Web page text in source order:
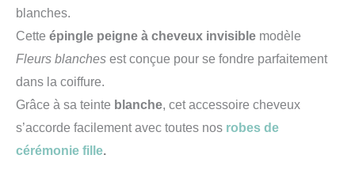
blanches.
Cette épingle peigne à cheveux invisible modèle
Fleurs blanches est conçue pour se fondre parfaitement
dans la coiffure.
Grâce à sa teinte blanche, cet accessoire cheveux
s’accorde facilement avec toutes nos robes de
cérémonie fille.